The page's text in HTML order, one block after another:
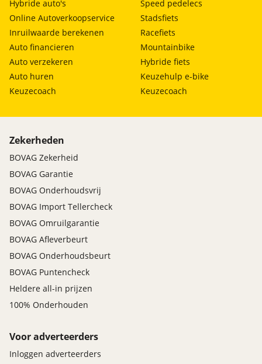
Hybride auto's
Online Autoverkoopservice
Inruilwaarde berekenen
Auto financieren
Auto verzekeren
Auto huren
Keuzecoach
Speed pedelecs
Stadsfiets
Racefiets
Mountainbike
Hybride fiets
Keuzehulp e-bike
Keuzecoach
Zekerheden
BOVAG Zekerheid
BOVAG Garantie
BOVAG Onderhoudsvrij
BOVAG Import Tellercheck
BOVAG Omruilgarantie
BOVAG Afleverbeurt
BOVAG Onderhoudsbeurt
BOVAG Puntencheck
Heldere all-in prijzen
100% Onderhouden
Voor adverteerders
Inloggen adverteerders